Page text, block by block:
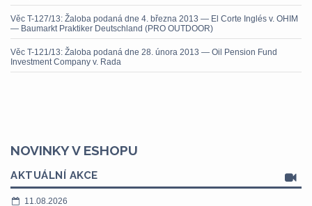
Věc T-127/13: Žaloba podaná dne 4. března 2013 — El Corte Inglés v. OHIM
— Baumarkt Praktiker Deutschland (PRO OUTDOOR)
Věc T-121/13: Žaloba podaná dne 28. února 2013 — Oil Pension Fund
Investment Company v. Rada
NOVINKY V ESHOPU
AKTUÁLNÍ AKCE
11.08.2026